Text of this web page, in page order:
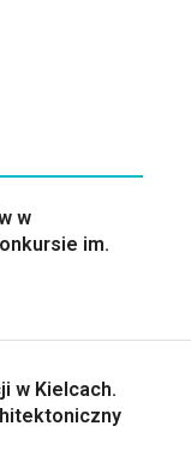
w
im.
w Kielcach.